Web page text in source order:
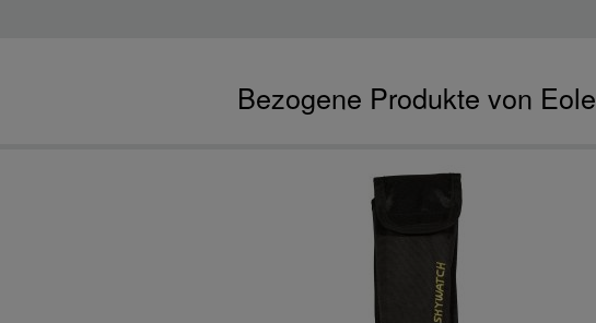
Bezogene Produkte von Eole